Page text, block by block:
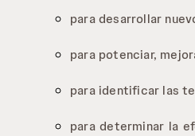
para desarrollar
para potenciar,
para identificar las
para determinar la